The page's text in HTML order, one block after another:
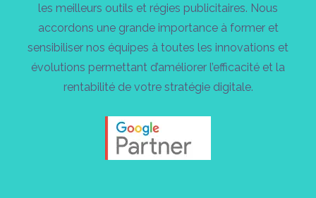
les meilleurs outils et régies publicitaires. Nous
accordons une grande importance à former et
sensibiliser nos équipes à toutes les innovations et
évolutions permettant d’améliorer l’efficacité et la
rentabilité de votre stratégie digitale.